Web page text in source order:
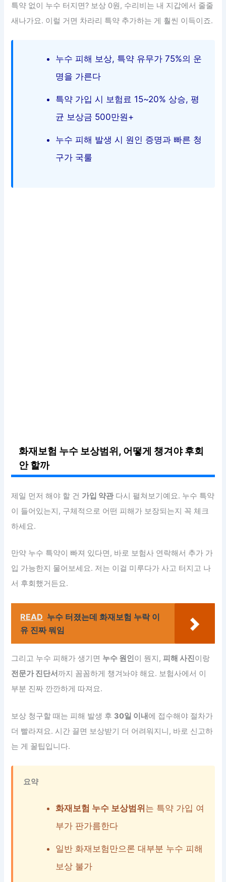
특약 없이 누수 터지면? 보상 0원, 수리비는 내 지갑에서 줄줄
새나가요. 이럴 거면 차라리 특약 추가하는 게 훨씬 이득이죠.
누수 피해 보상, 특약 유무가 75%의 운
명을 가른다
특약 가입 시 보험료 15~20% 상승, 평
균 보상금 500만원+
누수 피해 발생 시 원인 증명과 빠른 청
구가 국룰
화재보험 누수 보상범위, 어떻게 챙겨야 후회
안 할까
제일 먼저 해야 할 건 가입 약관다시 펼쳐보기예요. 누수 특약
이 들어있는지, 구체적으로 어떤 피해가 보장되는지 꼭 체크
하세요.
만약 누수 특약이 빠져 있다면, 바로 보험사 연락해서 추가 가
입 가능한지 물어보세요. 저는 이걸 미루다가 사고 터지고 나
서 후회했거든요.
READ 누수 터졌는데 화재보험 누락 이
유 진짜 뭐임
그리고 누수 피해가 생기면 누수 원인이 뭔지, 피해 사진이랑
전문가 진단서 까지 꼼꼼하게 챙겨놔야 해요. 보험사에서 이
부분 진짜 깐깐하게 따져요.
보상 청구할 때는 피해 발생 후 30일 이내 에 접수해야 절차가
더 빨라져요. 시간 끌면 보상받기 더 어려워지니, 바로 신고하
는 게 꿀팁입니다.
요약
화재보험 누수 보상범위 는 특약 가입 여
부가 판가름한다
일반 화재보험만으론 대부분 누수 피해
보상 불가